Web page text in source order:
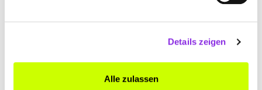
Details zeigen
Alle zulassen
Essen & Trinken, Sport & Freizeit
WEIHNACHTSMÄRKTE IN DER VORDERPFALZ